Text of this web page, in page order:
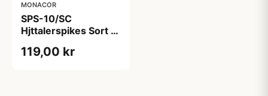
MONACOR
SPS-10/SC
Hjttalerspikes Sort 4
Lydkvalitet &
119,00 kr